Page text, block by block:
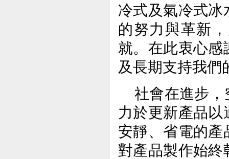
冷式及氣冷式
的努力與革新
就。在此衷心
及長期支持我們
社會在進步
力於更新產品
安靜、省電的
對產品製作始終